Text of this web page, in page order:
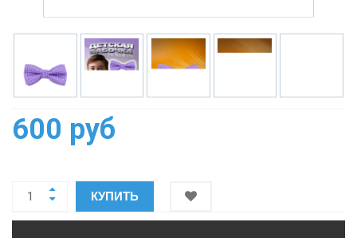
600 руб
КУПИТЬ